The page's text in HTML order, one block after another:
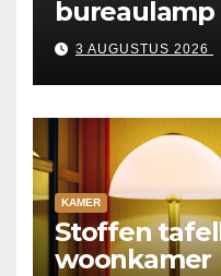
3 AUGUSTUS 2026
KAMER
Stoffen
woonkamer